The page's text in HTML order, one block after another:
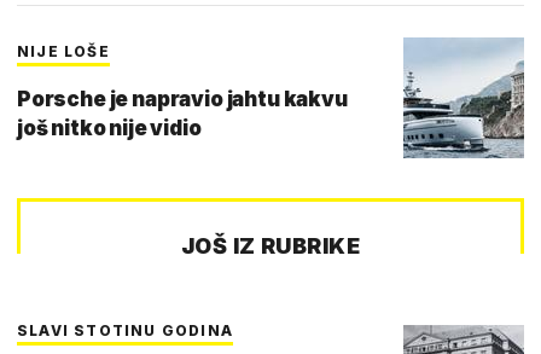
NIJE LOŠE
Porsche je napravio jahtu kakvu
još nitko nije vidio
JOŠ IZ RUBRIKE
SLAVI STOTINU GODINA